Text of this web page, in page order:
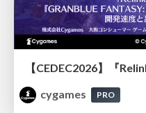
cygames
PRO